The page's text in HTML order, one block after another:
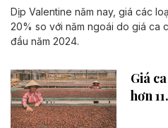
Dịp Valentine năm nay, giá các
20% so với năm ngoái do giá ca
đầu năm 2024.
Giá
hơn